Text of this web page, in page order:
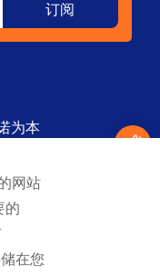
为本
网站
的
在您